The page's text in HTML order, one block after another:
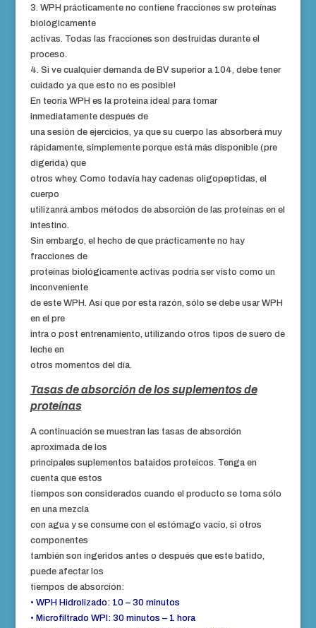
3. WPH prácticamente no contiene fracciones sw proteínas
biológicamente
activas. Todas las fracciones son destruidas durante el
proceso.
4. Si ve cualquier demanda de BV superior a 104, debe tener
cuidado ya que esto no es posible!
En teoría WPH es la proteína ideal para tomar
inmediatamente después de
una sesión de ejercicios, ya que su cuerpo las absorberá muy
rápidamente, simplemente porque está más disponible (pre
digerida) que
otros whey. Como todavía hay cadenas oligopeptidas, el
cuerpo
utilizanrá ambos métodos de absorción de las proteínas en el
intestino.
Sin embargo, el hecho de que prácticamente no hay
fracciones de
proteínas biológicamente activas podría ser visto como un
inconveniente
de este WPH. Así que por esta razón, sólo se debe usar WPH
en el pre
intra o post entrenamiento, utilizando otros tipos de suero de
leche en
otros momentos del día.
Tasas de absorción de los suplementos de
proteínas
A continuación se muestran las tasas de absorción
aproximada de los
principales suplementos bataidos proteicos. Tenga en
cuenta que estos
tiempos son considerados cuando el producto se toma sólo
en una mezcla
con agua y se consume con el estómago vacío, si otros
componentes
también son ingeridos antes o después que este batido,
puede afectar los
tiempos de absorción:
• WPH Hidrolizado: 10 – 30 minutos
• Microfiltrado WPI: 30 minutos – 1 hora